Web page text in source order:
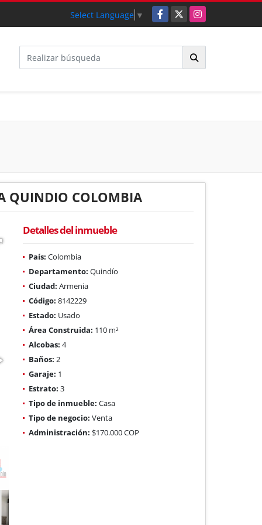
Select Language ▼ Facebook
X Instagram
QUINDIO COLOMBIA
Detalles del inmueble
País: Colombia
Departamento: Quindío
Ciudad: Armenia
Código: 8142229
Estado: Usado
Área Construida: 110 m²
Alcobas: 4
Baños: 2
Garaje: 1
Estrato: 3
Tipo de inmueble: Casa
Tipo de negocio: Venta
Administración: $170.000 COP